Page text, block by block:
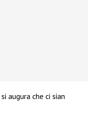
si augura che ci sian